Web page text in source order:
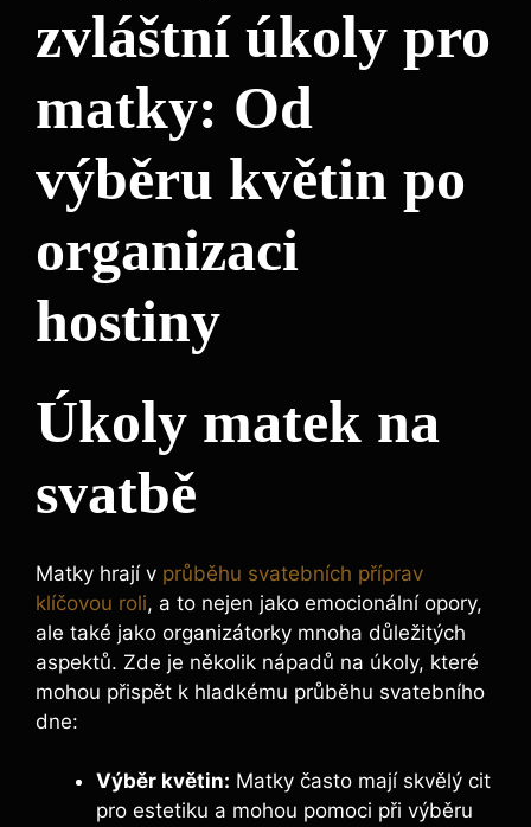
zvláštní úkoly pro
matky: Od
výběru květin po
organizaci
hostiny
Úkoly matek na
svatbě
Matky hrají v průběhu svatebních příprav
klíčovou roli, a to nejen jako emocionální opory,
ale také jako organizátorky mnoha důležitých
aspektů. Zde je několik nápadů na úkoly, které
mohou přispět k hladkému průběhu svatebního
dne:
Výběr květin: Matky často mají skvělý cit
pro estetiku a mohou pomoci při výběru